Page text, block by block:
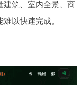
建筑、室内全景、商
以快速完成。